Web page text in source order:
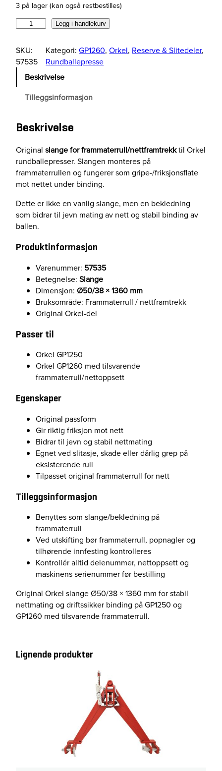
3 på lager (kan også restbestilles)
a
n
g
/
8
X
1
3
0
a
n
a
Legg i handlekurv
SKU:
57535
Kategori:GP1260, Orkel, Reserve & Slitedeler
Rundballepresse
Beskrivelse
Tilleggsinformasjon
Beskrivelse
Original slange for frammaterrull/nettframtrekktil Orkel
rundballepresser. Slangen monteres på
frammaterrullen og fungerer som gripe-/friksjonsflate
mot nettet under binding.
Dette er ikke en vanlig slange, men en bekledning
som bidrar til jevn mating av nett og stabil binding av
ballen.
Produktinformasjon
Varenummer: 57535
Betegnelse: Slange
Dimensjon: Ø50/38 × 1360 mm
Bruksområde: Frammaterrull / nettframtrekk
Original Orkel-del
Passer til
Orkel GP1250
Orkel GP1260 med tilsvarende
frammaterrull/nettoppsett
Egenskaper
Original passform
Gir riktig friksjon mot nett
Bidrar til jevn og stabil nettmating
Egnet ved slitasje, skade eller dårlig grep på
eksisterende rull
Tilpasset original frammaterrull for nett
Tilleggsinformasjon
Benyttes som slange/bekledning på
frammaterrull
Ved utskifting bør frammaterrull, popnagler og
tilhørende innfesting kontrolleres
Kontrollér alltid delenummer, nettoppsett og
maskinens serienummer før bestilling
Original Orkel slange Ø50/38 × 1360 mm for stabil
nettmating og driftssikker binding på GP1250 og
GP1260 med tilsvarende frammaterrull.
Lignende produkter